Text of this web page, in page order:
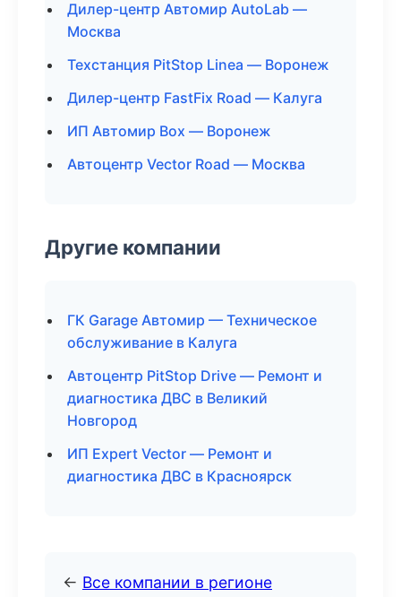
Дилер-центр Автомир AutoLab —
Москва
Техстанция PitStop Linea — Воронеж
Дилер-центр FastFix Road — Калуга
ИП Автомир Box — Воронеж
Автоцентр Vector Road — Москва
Другие компании
ГК Garage Автомир — Техническое
обслуживание в Калуга
Автоцентр PitStop Drive — Ремонт и
диагностика ДВС в Великий
Новгород
ИП Expert Vector — Ремонт и
диагностика ДВС в Красноярск
← Все компании в регионе